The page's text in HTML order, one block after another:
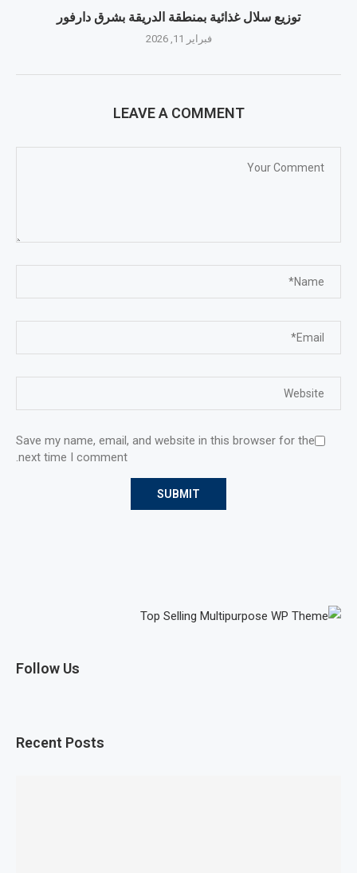
توزيع سلال غذائية بمنطقة الدريقة بشرق دارفور
فبراير 11, 2026
LEAVE A COMMENT
Save my name, email, and website in this browser for the
next time I comment.
Follow Us
Recent Posts